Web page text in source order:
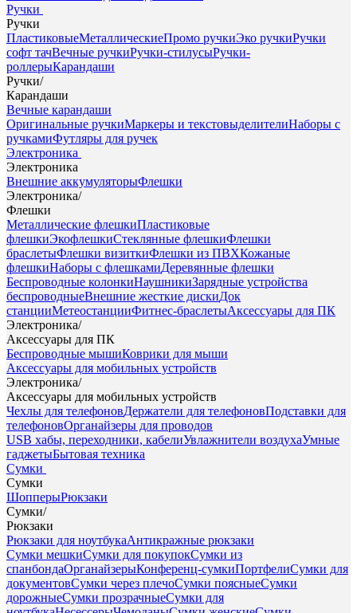
Ручки
Ручки
ПластиковыеМеталлическиеПромо ручкиЭко ручкиРучки
софт тачВечные ручкиРучки-стилусыРучки-
роллерыКарандаши
Ручки/
Карандаши
Вечные карандаши
Оригинальные ручкиМаркеры и текстовыделителиНаборы с
ручкамиФутляры для ручек
Электроника
Электроника
Внешние аккумуляторыФлешки
Электроника/
Флешки
Металлические флешкиПластиковые
флешкиЭкофлешкиСтеклянные флешкиФлешки
браслетыФлешки визиткиФлешки из ПВХКожаные
флешкиНаборы с флешкамиДеревянные флешки
Беспроводные колонкиНаушникиЗарядные устройства
беспроводныеВнешние жесткие дискиДок
станцииМетеостанцииФитнес-браслетыАксессуары для ПК
Электроника/
Аксессуары для ПК
Беспроводные мышиКоврики для мыши
Аксессуары для мобильных устройств
Электроника/
Аксессуары для мобильных устройств
Чехлы для телефоновДержатели для телефоновПодставки для
телефоновОрганайзеры для проводов
USB хабы, переходники, кабелиУвлажнители воздухаУмные
гаджетыБытовая техника
Сумки
Сумки
ШопперыРюкзаки
Сумки/
Рюкзаки
Рюкзаки для ноутбукаАнтикражные рюкзаки
Сумки мешкиСумки для покупокСумки из
спанбондаОрганайзерыКонференц-сумкиПортфелиСумки для
документовСумки через плечоСумки поясныеСумки
дорожныеСумки прозрачныеСумки для